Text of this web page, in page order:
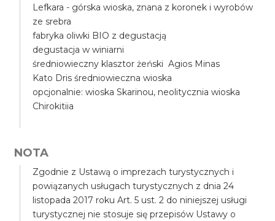
Lefkara - górska wioska, znana z koronek i wyrobów
ze srebra
fabryka oliwki BIO z degustacją
degustacja w winiarni
średniowieczny klasztor żeński Agios Minas
Kato Dris średniowieczna wioska
opcjonalnie: wioska Skarinou, neolitycznia wioska
Chirokitiia
NOTA
Zgodnie z Ustawą o imprezach turystycznych i
powiązanych usługach turystycznych z dnia 24
listopada 2017 roku Art. 5 ust. 2 do niniejszej usługi
turystycznej nie stosuje się przepisów Ustawy o